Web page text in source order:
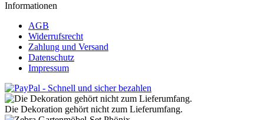
Informationen
AGB
Widerrufsrecht
Zahlung und Versand
Datenschutz
Impressum
Die Dekoration gehört nicht zum Lieferumfang.